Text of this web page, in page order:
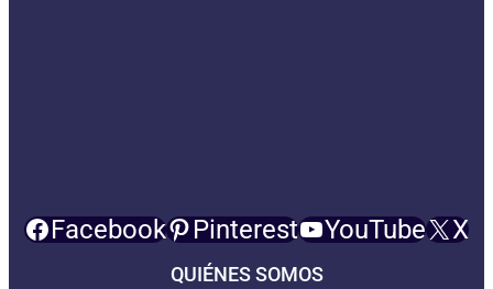
Facebook Pinterest YouTube X
QUIÉNES SOMOS